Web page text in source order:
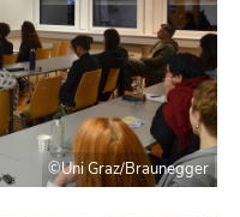
©Uni Graz/Braunegger